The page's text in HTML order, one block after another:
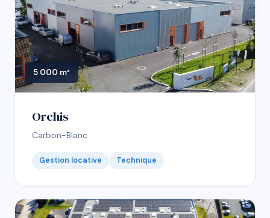
5 000 m²
Orchis
Carbon-Blanc
Gestion locative Technique